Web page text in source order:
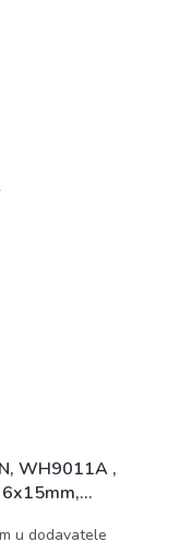
WH9011A ,
u dodavatele